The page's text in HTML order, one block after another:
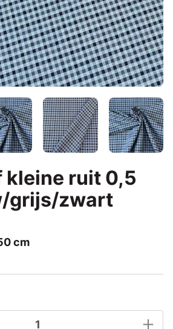
kleine ruit 0,5
grijs/zwart
cm